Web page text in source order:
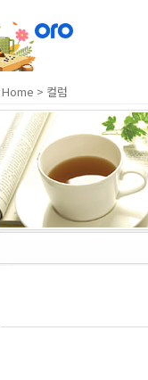
Home > 컬럼